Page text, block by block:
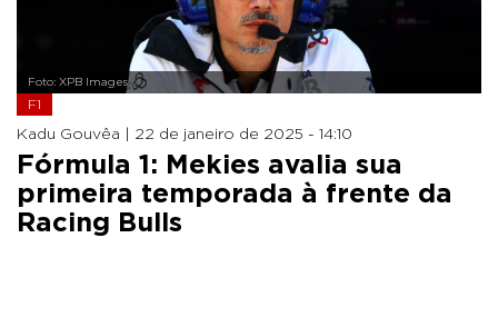
Foto: XPB Images
F1
Kadu Gouvêa | 22 de janeiro de 2025 - 14:10
Fórmula 1: Mekies avalia sua
primeira temporada à frente da
Racing Bulls